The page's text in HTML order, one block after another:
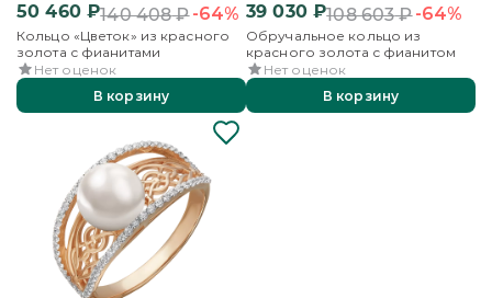
50 460₽140 408₽-64%
Кольцо «Цветок» из красного
золота с фианитами
Нет оценок
В корзину
39 030₽108 603₽-64%
Обручальное кольцо из
красного золота с фианитом
Нет оценок
В корзину